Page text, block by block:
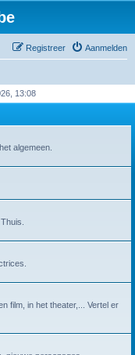
Aanmelden
Registreer
13:08
algemeen.
film, in het theater,... Vertel er